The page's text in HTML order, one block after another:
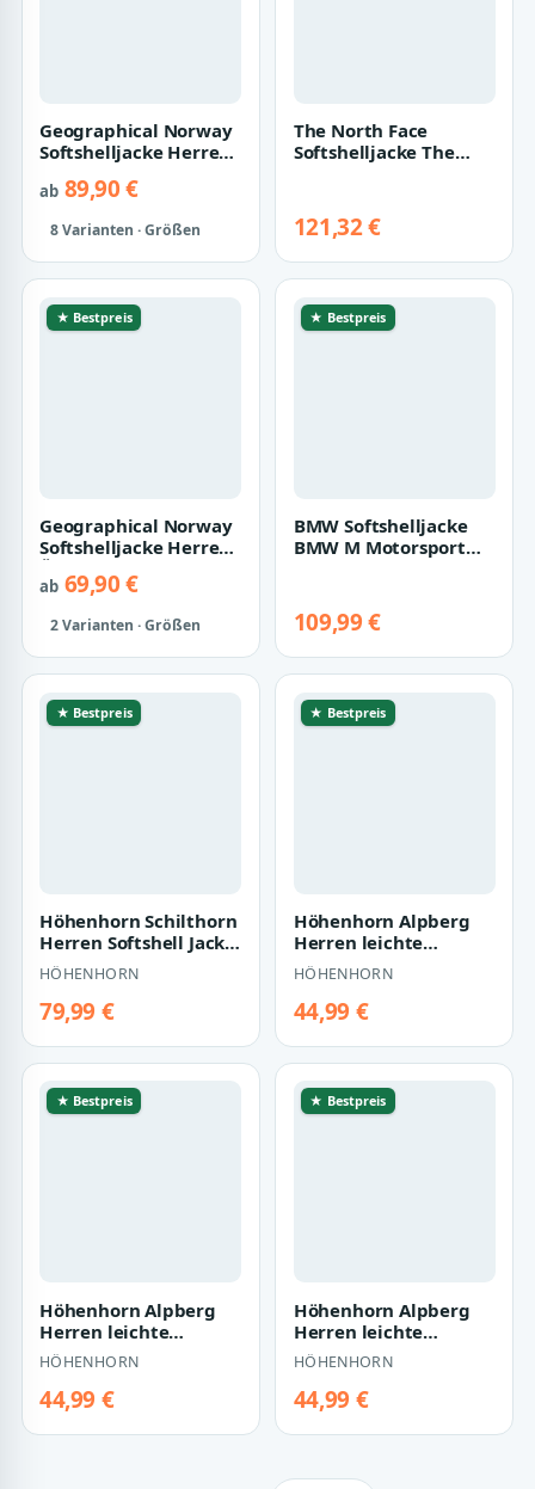
Geographical Norway
Softshelljacke Herren
Softshel…
ab89,90 €
8 Varianten · Größen
The North Face
Softshelljacke The
121,32 €
★ Bestpreis
Geographical Norway
Softshelljacke Herren
Softshell Jac…
ab69,90 €
2 Varianten · Größen
★ Bestpreis
BMW Softshelljacke
BMW M Motorsport
109,99 €
★ Bestpreis
Höhenhorn Schilthorn
Herren Softshell Jacke
Outdoor
Funktionsjacke Fre…
HÖHENHORN
79,99 €
★ Bestpreis
Höhenhorn Alpberg
Herren leichte
Softshell Jacke
Outdoor
Freitzeitjack…
HÖHENHORN
44,99 €
★ Bestpreis
Höhenhorn Alpberg
Herren leichte
Softshell Jacke
Outdoor
Freitzeitjack…
HÖHENHORN
44,99 €
★ Bestpreis
Höhenhorn Alpberg
Herren leichte
Softshell Jacke
Outdoor
Freitzeitjack…
HÖHENHORN
44,99 €